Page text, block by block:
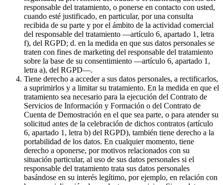
responsable del tratamiento, o ponerse en contacto con usted,
cuando esté justificado, en particular, por una consulta
recibida de su parte y por el ámbito de la actividad comercial
del responsable del tratamiento —artículo 6, apartado 1, letra
f), del RGPD; d. en la medida en que sus datos personales se
traten con fines de marketing del responsable del tratamiento
sobre la base de su consentimiento —artículo 6, apartado 1,
letra a), del RGPD—.
Tiene derecho a acceder a sus datos personales, a rectificarlos,
a suprimirlos y a limitar su tratamiento. En la medida en que el
tratamiento sea necesario para la ejecución del Contrato de
Servicios de Información y Formación o del Contrato de
Cuenta de Demostración en el que sea parte, o para atender su
solicitud antes de la celebración de dichos contratos (artículo
6, apartado 1, letra b) del RGPD), también tiene derecho a la
portabilidad de los datos. En cualquier momento, tiene
derecho a oponerse, por motivos relacionados con su
situación particular, al uso de sus datos personales si el
responsable del tratamiento trata sus datos personales
basándose en su interés legítimo, por ejemplo, en relación con